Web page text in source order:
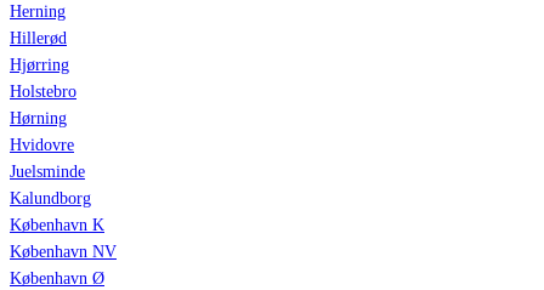
Herning
Hillerød
Hjørring
Holstebro
Hørning
Hvidovre
Juelsminde
Kalundborg
København K
København NV
København Ø